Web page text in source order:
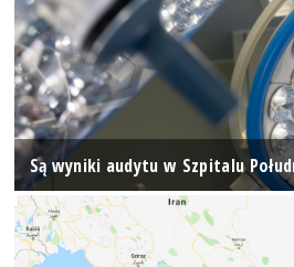
Są wyniki audytu w Szpitalu